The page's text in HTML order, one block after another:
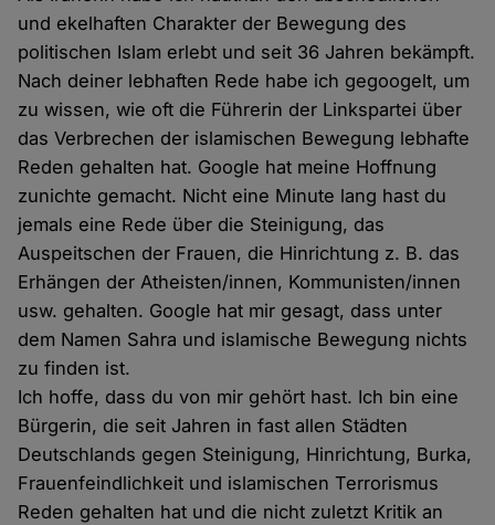
und ekelhaften Charakter der Bewegung des
politischen Islam erlebt und seit 36 Jahren bekämpft.
Nach deiner lebhaften Rede habe ich gegoogelt, um
zu wissen, wie oft die Führerin der Linkspartei über
das Verbrechen der islamischen Bewegung lebhafte
Reden gehalten hat. Google hat meine Hoffnung
zunichte gemacht. Nicht eine Minute lang hast du
jemals eine Rede über die Steinigung, das
Auspeitschen der Frauen, die Hinrichtung z. B. das
Erhängen der Atheisten/innen, Kommunisten/innen
usw. gehalten. Google hat mir gesagt, dass unter
dem Namen Sahra und islamische Bewegung nichts
zu finden ist.
Ich hoffe, dass du von mir gehört hast. Ich bin eine
Bürgerin, die seit Jahren in fast allen Städten
Deutschlands gegen Steinigung, Hinrichtung, Burka,
Frauenfeindlichkeit und islamischen Terrorismus
Reden gehalten hat und die nicht zuletzt Kritik an